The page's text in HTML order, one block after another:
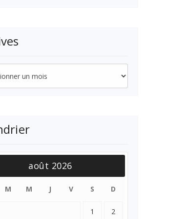
août 2026
M M J V S D
1 2